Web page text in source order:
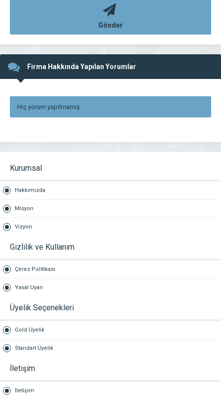
Gönder
Firma Hakkında Yapılan Yorumlar
Hiç yorum yapılmamış.
Kurumsal
Hakkımızda
Misyon
Vizyon
Gizlilik ve Kullanım
Çerez Politikası
Yasal Uyarı
Üyelik Seçenekleri
Gold Üyelik
Standart Üyelik
İletişim
İletişim